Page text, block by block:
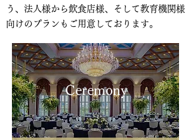
う、法人様から飲食店様、そして教育機関様
向けのプランもご用意しております。
Ceremony